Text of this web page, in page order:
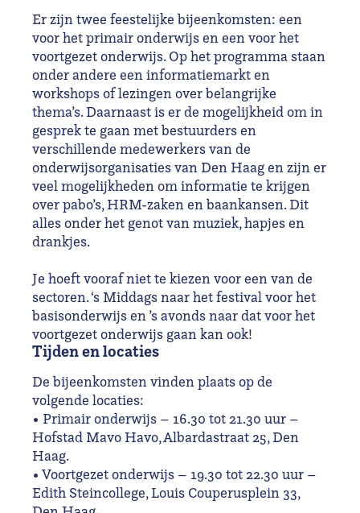
Er zijn twee feestelijke bijeenkomsten: een
voor het primair onderwijs en een voor het
voortgezet onderwijs. Op het programma staan
onder andere een informatiemarkt en
workshops of lezingen over belangrijke
thema’s. Daarnaast is er de mogelijkheid om in
gesprek te gaan met bestuurders en
verschillende medewerkers van de
onderwijsorganisaties van Den Haag en zijn er
veel mogelijkheden om informatie te krijgen
over pabo’s, HRM-zaken en baankansen. Dit
alles onder het genot van muziek, hapjes en
drankjes.
Je hoeft vooraf niet te kiezen voor een van de
sectoren. ‘s Middags naar het festival voor het
basisonderwijs en ’s avonds naar dat voor het
voortgezet onderwijs gaan kan ook!
Tijden en locaties
De bijeenkomsten vinden plaats op de
volgende locaties:
• Primair onderwijs – 16.30 tot 21.30 uur –
Hofstad Mavo Havo, Albardastraat 25, Den
Haag.
• Voortgezet onderwijs – 19.30 tot 22.30 uur –
Edith Steincollege, Louis Couperusplein 33,